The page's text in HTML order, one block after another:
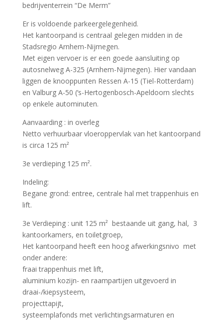
bedrijventerrein “De Merm”
Er is voldoende parkeergelegenheid.
Het kantoorpand is centraal gelegen midden in de
Stadsregio Arnhem-Nijmegen.
Met eigen vervoer is er een goede aansluiting op
autosnelweg A-325 (Arnhem-Nijmegen). Hier vandaan
liggen de knooppunten Ressen A-15 (Tiel-Rotterdam)
en Valburg A-50 (‘s-Hertogenbosch-Apeldoorn slechts
op enkele autominuten.
Aanvaarding : in overleg
Netto verhuurbaar vloeroppervlak van het kantoorpand
is circa 125 m²
3e verdieping 125 m².
Indeling:
Begane grond: entree, centrale hal met trappenhuis en
lift.
3e Verdieping : unit 125 m² bestaande uit gang, hal, 3
kantoorkamers, en toiletgroep,
Het kantoorpand heeft een hoog afwerkingsnivo met
onder andere:
fraai trappenhuis met lift,
aluminium kozijn- en raampartijen uitgevoerd in
draai-/kiepsysteem,
projecttapijt,
systeemplafonds met verlichtingsarmaturen en